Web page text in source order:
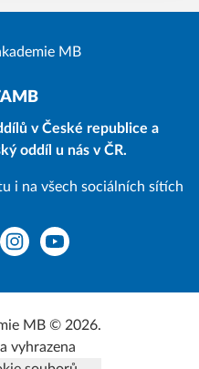
v České republice a
oddíl u nás v ČR.
i na všech sociálních sítích
InstagramYouTube
MB © 2026.
vyhrazena